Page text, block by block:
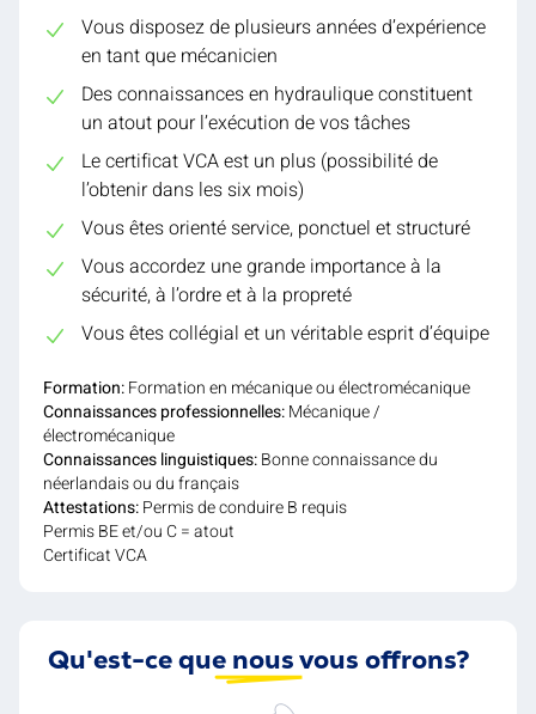
Vous disposez de plusieurs années d’expérience
en tant que mécanicien
Des connaissances en hydraulique constituent
un atout pour l’exécution de vos tâches
Le certificat VCA est un plus (possibilité de
l’obtenir dans les six mois)
Vous êtes orienté service, ponctuel et structuré
Vous accordez une grande importance à la
sécurité, à l’ordre et à la propreté
Vous êtes collégial et un véritable esprit d’équipe
Formation:Formation en mécanique ou électromécanique
Connaissances professionnelles:Mécanique /
électromécanique
Connaissances linguistiques:Bonne connaissance du
néerlandais ou du français
Attestations:Permis de conduire B requis
Permis BE et/ou C = atout
Certificat VCA
Qu'est-ce que nous vous offrons?